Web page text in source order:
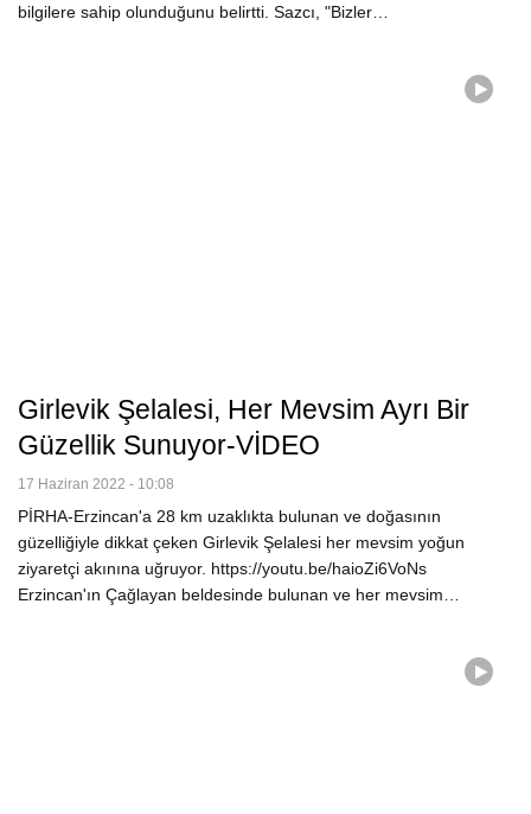
bilgilere sahip olunduğunu belirtti. Sazcı, "Bizler…
Girlevik Şelalesi, Her Mevsim Ayrı Bir
Güzellik Sunuyor-VİDEO
17 Haziran 2022 - 10:08
PİRHA-Erzincan'a 28 km uzaklıkta bulunan ve doğasının
güzelliğiyle dikkat çeken Girlevik Şelalesi her mevsim yoğun
ziyaretçi akınına uğruyor. https://youtu.be/haioZi6VoNs
Erzincan'ın Çağlayan beldesinde bulunan ve her mevsim…